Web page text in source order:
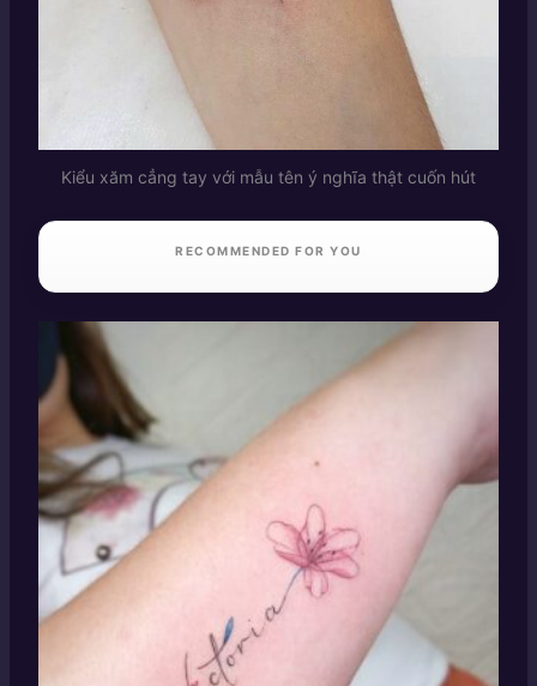
Kiểu xăm cẳng tay với mẫu tên ý nghĩa thật cuốn hút
RECOMMENDED FOR YOU